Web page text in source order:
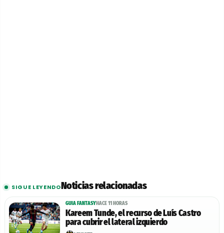
SIGUE LEYENDONoticias relacionadas
GUIA FANTASYHACE 11 HORAS
Kareem Tunde, el recurso de Luís Castro
para cubrir el lateral izquierdo